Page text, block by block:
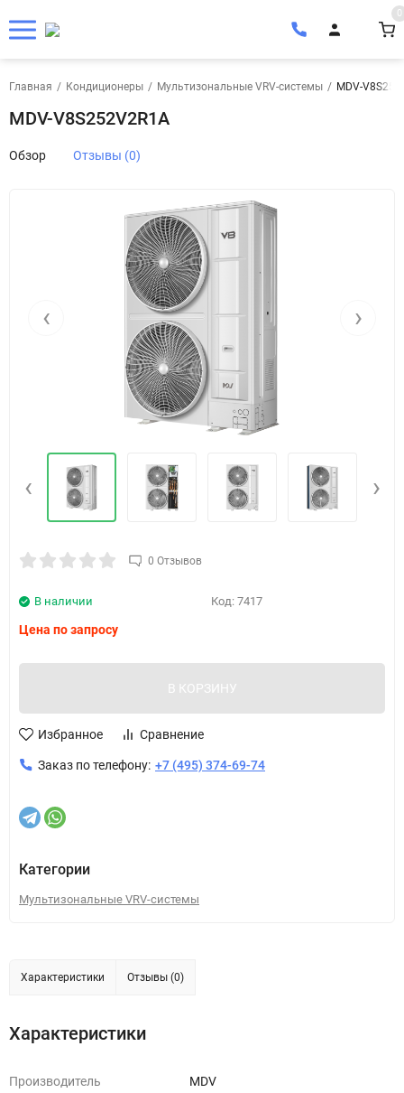
0
Главная / Кондиционеры / Мультизональные VRV-системы / MDV-
MDV-V8S252V2R1A
Обзор Отзывы (0)
‹ ›
‹ ›
0 Отзывов
Код: 7417
В наличии
Цена по запросу
В КОРЗИНУ
Избранное Сравнение
Заказ по телефону: +7 (495) 374-69-74
Категории
Мультизональные VRV-системы
Характеристики Отзывы (0)
Характеристики
Производитель MDV